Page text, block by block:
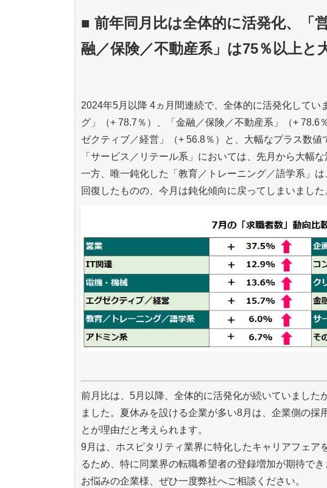
■ 前年同月比は全体的に活発化、「
融／保険／不動産系」は75％以上と
2024年5月以降 4ヵ月間連続で、全体的に活発化して
グ」（+ 78.7％）、「金融／保険／不動産系」（+
ゼクティブ／経営」（+ 56.8％）と、大幅なプラス数値
「サービス／リテール系」においては、先月から大幅な
一方、唯一鈍化した「教育／トレーニング／語学系」
回復したものの、今月は鈍化傾向に戻ってしまいました
前月比は、5月以降、全体的に活発化が続いていました
ました。夏休みを設ける企業が多い8月は、企業側の採
とが理由だと考えられます。
9月は、ホスピタリティ業界に特化したキャリアフェア
るため、特に同業界の転職希望者の登録増加が期待で
お悩みの企業様、ぜひ一度弊社へご相談ください。